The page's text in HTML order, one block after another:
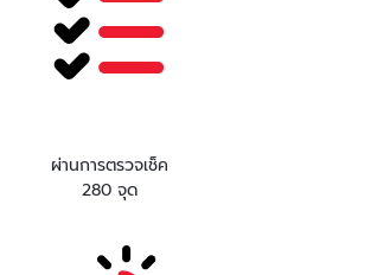
ผ่านการตรวจเช็ค
280 จุด